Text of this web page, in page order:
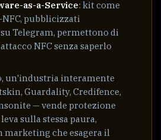
as-a-Service: kit come
NFC, pubblicizzati
Telegram, permettono di
NFC senza saperlo
un'industria interamente
Guardality, Credifence,
— vende protezione
sulla stessa paura,
marketing che esagera il